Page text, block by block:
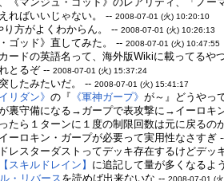
ればいいじゃない。 --2008-07-01 (火) 10:20:10
り方がよくわからん。 --2008-07-01 (火) 10:26:13
・ゴッド》直してみた。 --2008-07-01 (火) 10:47:55
ードの英語名って、海外版Wikiに載ってるや
とるぞ --2008-07-01 (火) 15:37:24
したみたいだ。 --2008-07-01 (火) 15:41:17
リダン》の『 《軍神ガープ》が～』どうやっ
裏守備になる→ガープで表攻撃に→イーロキ
たら１ターンに１度の制限回数は元に戻るの
ーロキン・ガープが必要って実用性なさすぎ
レスターダストってデッキ存在するけどデッ
【スキルドレイン】 に追記して量が多くなるよ
・リバースを読めば出来ないな --2008-07-01 (